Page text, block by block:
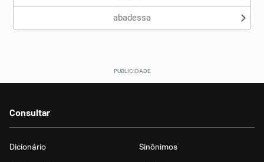
abadessa
Consultar
Dicionário Sinônimos